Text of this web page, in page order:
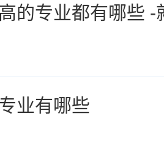
的专业都有哪些 -
业有哪些